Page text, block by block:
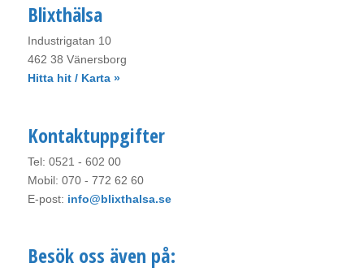
Blixthälsa
Industrigatan 10
462 38 Vänersborg
Hitta hit / Karta »
Kontaktuppgifter
Tel: 0521 - 602 00
Mobil: 070 - 772 62 60
E-post: info@blixthalsa.se
Besök oss även på: